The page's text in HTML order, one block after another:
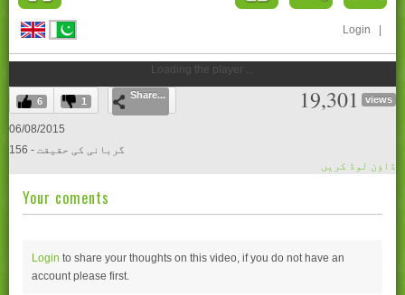
Login
Loading the player ...
6 1
Share... 19,301 views
06/08/2015
156 - گربانی کی حقیقت
ڈاؤن لوڈ کریں
Your coments
Login to share your thoughts on this video, if you do not have an
account please first.